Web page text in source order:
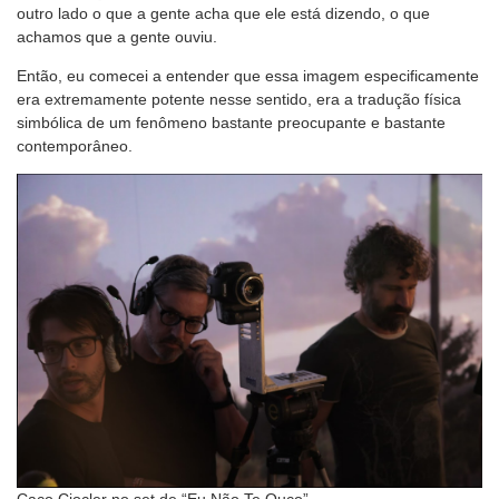
outro lado o que a gente acha que ele está dizendo, o que
achamos que a gente ouviu.
Então, eu comecei a entender que essa imagem especificamente
era extremamente potente nesse sentido, era a tradução física
simbólica de um fenômeno bastante preocupante e bastante
contemporâneo.